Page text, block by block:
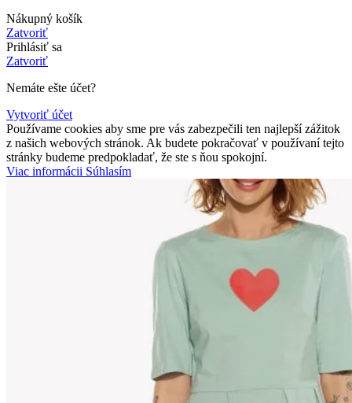
Nákupný košík
Zatvoriť
Prihlásiť sa
Zatvoriť
Nemáte ešte účet?
Vytvoriť účet
Používame cookies aby sme pre vás zabezpečili ten najlepší zážitok
z našich webových stránok. Ak budete pokračovať v používaní tejto
stránky budeme predpokladať, že ste s ňou spokojní.
Viac informácii Viac
Súhlasím